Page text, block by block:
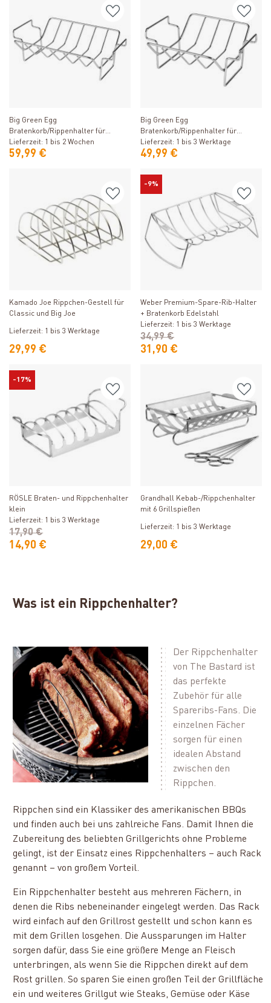
Big Green Egg
Bratenkorb/Rippenhalter für
2XLarge, XLarge, Large
Lieferzeit: 1 bis 2 Wochen
59,99 €
Big Green Egg
Bratenkorb/Rippenhalter für
Medium und Small
Lieferzeit: 1 bis 3 Werktage
49,99 €
Kamado Joe Rippchen-Gestell für
Classic und Big Joe
Lieferzeit: 1 bis 3 Werktage
29,99 €
-9%
Weber Premium-Spare-Rib-Halter
+ Bratenkorb Edelstahl
Lieferzeit: 1 bis 3 Werktage
31,90 €
34,99 €
-17%
RÖSLE Braten- und Rippchenhalter
klein
Lieferzeit: 1 bis 3 Werktage
14,90 €
17,90 €
Grandhall Kebab-/Rippchenhalter
mit 6 Grillspießen
Lieferzeit: 1 bis 3 Werktage
29,00 €
Was ist ein Rippchenhalter?
Der Rippchenhalter
von The Bastard ist
das perfekte
Zubehör für alle
Spareribs-Fans. Die
einzelnen Fächer
sorgen für einen
idealen Abstand
zwischen den
Rippchen.
Rippchen sind ein Klassiker des amerikanischen BBQs
und finden auch bei uns zahlreiche Fans. Damit Ihnen die
Zubereitung des beliebten Grillgerichts ohne Probleme
gelingt, ist der Einsatz eines Rippchenhalters – auch Rack
genannt – von großem Vorteil.
Ein Rippchenhalter besteht aus mehreren Fächern, in
denen die Ribs nebeneinander eingelegt werden. Das Rack
wird einfach auf den Grillrost gestellt und schon kann es
mit dem Grillen losgehen. Die Aussparungen im Halter
sorgen dafür, dass Sie eine größere Menge an Fleisch
unterbringen, als wenn Sie die Rippchen direkt auf dem
Rost grillen. So sparen Sie einen großen Teil der Grillfläche
ein und weiteres Grillgut wie Steaks, Gemüse oder Käse